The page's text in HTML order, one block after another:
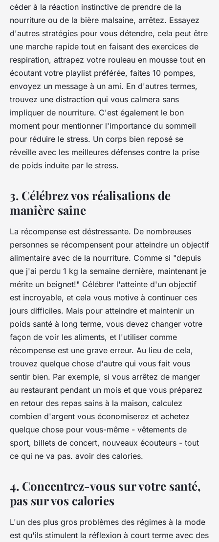
céder à la réaction instinctive de prendre de la
nourriture ou de la bière malsaine, arrêtez. Essayez
d'autres stratégies pour vous détendre, cela peut être
une marche rapide tout en faisant des exercices de
respiration, attrapez votre rouleau en mousse tout en
écoutant votre playlist préférée, faites 10 pompes,
envoyez un message à un ami. En d'autres termes,
trouvez une distraction qui vous calmera sans
impliquer de nourriture. C'est également le bon
moment pour mentionner l'importance du sommeil
pour réduire le stress. Un corps bien reposé se
réveille avec les meilleures défenses contre la prise
de poids induite par le stress.
3. Célébrez vos réalisations de
manière saine
La récompense est déstressante. De nombreuses
personnes se récompensent pour atteindre un objectif
alimentaire avec de la nourriture. Comme si "depuis
que j'ai perdu 1 kg la semaine dernière, maintenant je
mérite un beignet!" Célébrer l'atteinte d'un objectif
est incroyable, et cela vous motive à continuer ces
jours difficiles. Mais pour atteindre et maintenir un
poids santé à long terme, vous devez changer votre
façon de voir les aliments, et l'utiliser comme
récompense est une grave erreur. Au lieu de cela,
trouvez quelque chose d'autre qui vous fait vous
sentir bien. Par exemple, si vous arrêtez de manger
au restaurant pendant un mois et que vous préparez
en retour des repas sains à la maison, calculez
combien d'argent vous économiserez et achetez
quelque chose pour vous-même - vêtements de
sport, billets de concert, nouveaux écouteurs - tout
ce qui ne va pas. avoir des calories.
4. Concentrez-vous sur votre santé,
pas sur vos calories
L'un des plus gros problèmes des régimes à la mode
est qu'ils stimulent la réflexion à court terme avec des